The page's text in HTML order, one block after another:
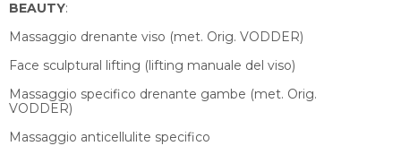
BEAUTY:
Massaggio drenante viso (met. Orig. VODDER)
Face sculptural lifting (lifting manuale del viso)
Massaggio specifico drenante gambe (met. Orig.
VODDER)
Massaggio anticellulite specifico